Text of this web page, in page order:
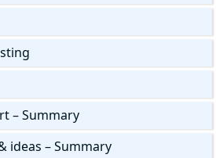
– Summary
ideas – Summary